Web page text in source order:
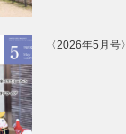
〈2026年5月号〉